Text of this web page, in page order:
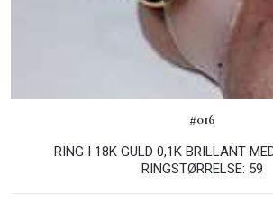
#016
RING I 18K GULD 0,1K BRILLANT
RINGSTØRRELSE: 59